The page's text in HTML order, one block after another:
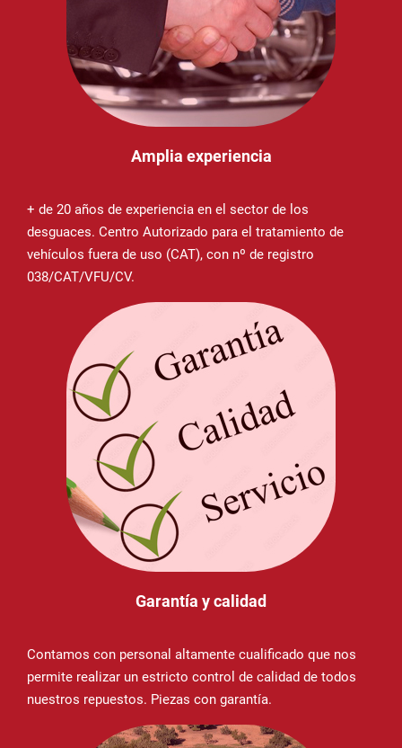
Amplia experiencia
+ de 20 años de experiencia en el sector de los
desguaces. Centro Autorizado para el tratamiento de
vehículos fuera de uso (CAT), con nº de registro
038/CAT/VFU/CV.
Garantía y calidad
Contamos con personal altamente cualificado que nos
permite realizar un estricto control de calidad de todos
nuestros repuestos. Piezas con garantía.